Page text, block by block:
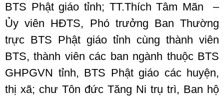
BTS Phật giáo tỉnh; TT.Thích Tâm Mãn –
Ủy viên HĐTS, Phó trưởng Ban Thường
trực BTS Phật giáo tỉnh cùng thành viên
BTS, thành viên các ban ngành thuộc BTS
GHPGVN tỉnh, BTS Phật giáo các huyện,
thị xã; chư Tôn đức Tăng Ni trụ trì, Ban hộ